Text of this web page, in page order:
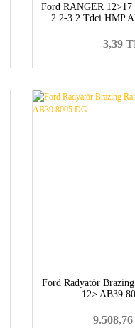
Ford RANGER 12>17
2.2-3.2 Tdci HMP
3,39
Ford Radyatör
12> AB39